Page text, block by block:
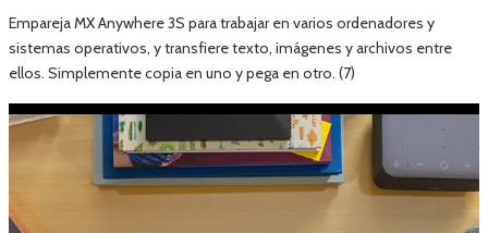
Empareja MX Anywhere 3S para trabajar en varios ordenadores y
sistemas operativos, y transfiere texto, imágenes y archivos entre
ellos. Simplemente copia en uno y pega en otro. (7)